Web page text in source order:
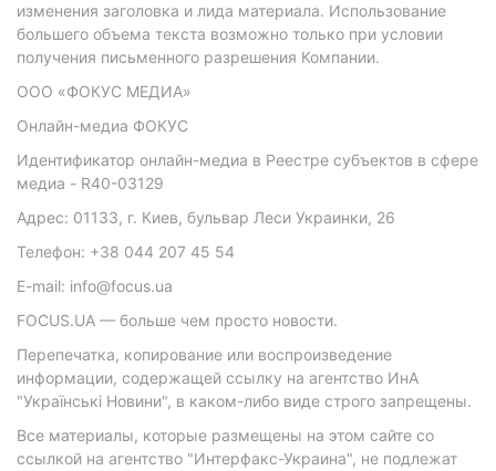
изменения заголовка и лида материала. Использование
большего объема текста возможно только при условии
получения письменного разрешения Компании.
ООО «ФОКУС МЕДИА»
Онлайн-медиа ФОКУС
Идентификатор онлайн-медиа в Реестре субъектов в сфере
медиа - R40-03129
Адрес: 01133, г. Киев, бульвар Леси Украинки, 26
Телефон: +38 044 207 45 54
E-mail: info@focus.ua
FOCUS.UA — больше чем просто новости.
Перепечатка, копирование или воспроизведение
информации, содержащей ссылку на агентство ИнА
"Українські Новини", в каком-либо виде строго запрещены.
Все материалы, которые размещены на этом сайте со
ссылкой на агентство "Интерфакс-Украина", не подлежат